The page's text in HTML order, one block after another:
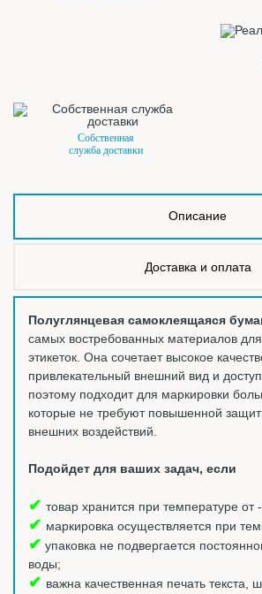
Собственная
служба доставки
Описание
Доставка и оплата
Полуглянцевая самоклеящаяся
самых востребованных материалов для
этикеток. Она сочетает высокое
привлекательный внешний вид и
поэтому подходит для маркировки
которые не требуют повышенной
внешних воздействий.
Подойдет для ваших задач, если
✔ товар хранится при температуре от
✔ маркировка осуществляется при
✔ упаковка не подвергается
воды;
✔ важна качественная печать текста,